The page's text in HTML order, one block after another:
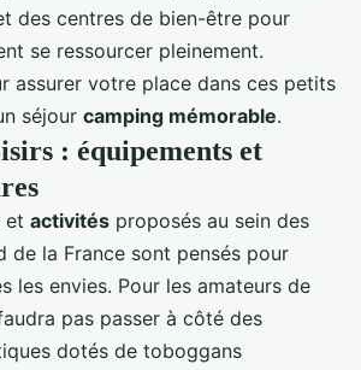
des centres de bien-être pour
se ressourcer pleinement.
assurer votre place dans ces petits
séjour camping mémorable.
: équipements et
et activités proposés au sein des
de la France sont pensés pour
les envies. Pour les amateurs de
pas passer à côté des
dotés de toboggans